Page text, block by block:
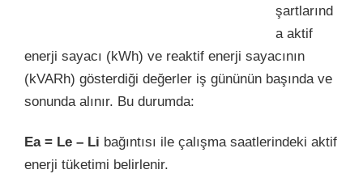
şartlarınd
a aktif
enerji sayacı (kWh) ve reaktif enerji sayacının
(kVARh) gösterdiği değerler iş gününün başında ve
sonunda alınır. Bu durumda:
Ea = Le – Li bağıntısı ile çalışma saatlerindeki aktif
enerji tüketimi belirlenir.